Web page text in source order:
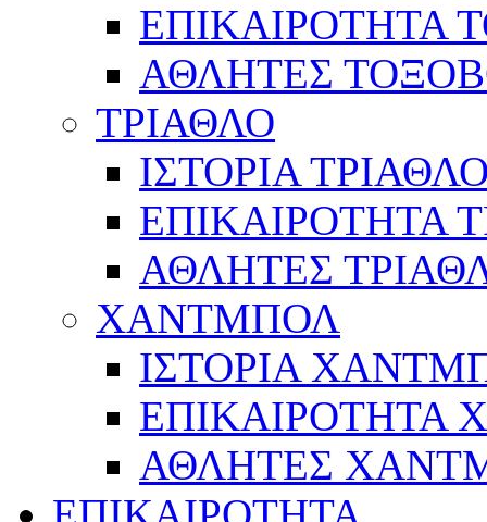
ΕΠΙΚΑΙΡΟΤΗΤΑ
ΑΘΛΗΤΕΣ
ΤΡΙΑΘΛΟ
ΙΣΤΟΡΙΑ
ΕΠΙΚΑΙΡΟΤΗΤΑ
ΑΘΛΗΤΕΣ
ΧΑΝΤΜΠΟΛ
ΙΣΤΟΡΙΑ
ΕΠΙΚΑΙΡΟΤΗΤΑ
ΑΘΛΗΤΕΣ